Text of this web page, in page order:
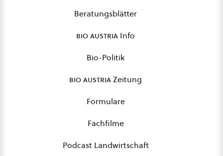
Beratungsblätter
bio austria Info
Bio-Politik
bio austriaZeitung
Formulare
Fachfilme
Podcast Landwirtschaft